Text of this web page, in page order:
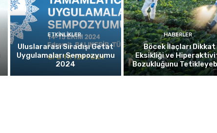
ETKINLIKLER
Uluslararası Sıradışı Getat
Uygulamaları Sempozyumu
2024
HABERLER
Böcek İlaçları Dikkat
Eksikliği ve
Bozukluğunu